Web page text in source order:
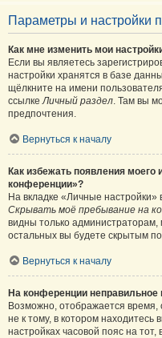
Параметры и настройки
Как мне изменить мои
Если вы являетесь
настройки хранятся в базе
щёлкните на имени
ссылкеЛичный раздел. Там вы
предпочтения.
Вернуться к началу
Как избежать появления моего
конференции»?
На вкладке «Личные
Скрывать моё пребывание на
видны только
остальных вы будете скрытым
Вернуться к началу
На конференции неправильное
Возможно, отображается время,
не к тому, в котором
настройках часовой пояс на